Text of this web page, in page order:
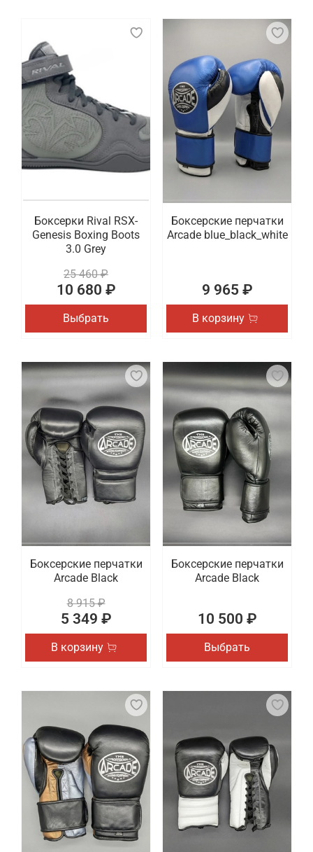
Боксерки Rival RSX-
Genesis Boxing Boots
3.0 Grey
25 460 ₽
10 680 ₽
Выбрать
Боксерские перчатки
Arcade blue_black_white
9 965 ₽
В корзину
Боксерские перчатки
Arcade Black
8 915 ₽
5 349 ₽
В корзину
Боксерские перчатки
Arcade Black
10 500 ₽
Выбрать